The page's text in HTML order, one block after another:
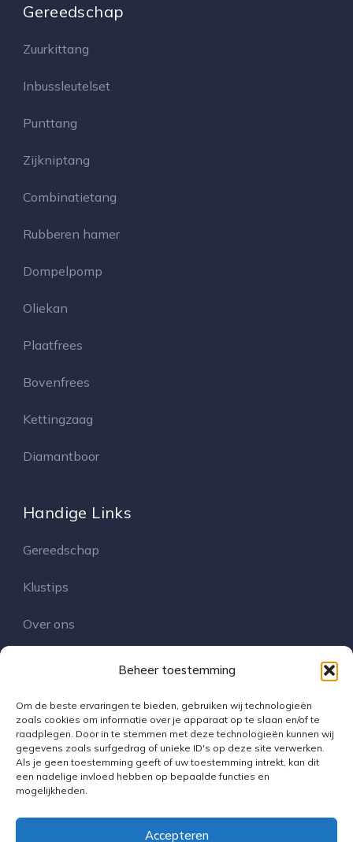
Beheer toestemming
Om de beste ervaringen te bieden, gebruiken wij technologieën
zoals cookies om informatie over je apparaat op te slaan en/of te
raadplegen. Door in te stemmen met deze technologieën kunnen wij
gegevens zoals surfgedrag of unieke ID's op deze site verwerken.
Als je geen toestemming geeft of uw toestemming intrekt, kan dit
een nadelige invloed hebben op bepaalde functies en
mogelijkheden.
Accepteren
Gereedschap
Zuurkittang
Inbussleutelset
Punttang
Zijkniptang
Combinatietang
Rubberen hamer
Dompelpomp
Oliekan
Plaatfrees
Bovenfrees
Kettingzaag
Diamantboor
Handige Links
Gereedschap
Klustips
Over ons
Volg Ons